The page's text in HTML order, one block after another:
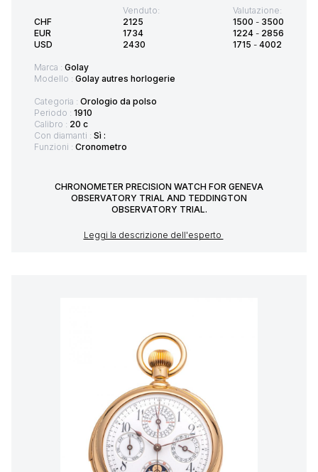
CHF
EUR
USD
Venduto:
2125
1734
2430
Valutazione:
1500 - 3500
1224 - 2856
1715 - 4002
Marca : Golay
Modello : Golay autres horlogerie
Categoria : Orologio da polso
Periodo : 1910
Calibro : 20 c
Con diamanti : Sì :
Funzioni : Cronometro
CHRONOMETER PRECISION WATCH FOR GENEVA
OBSERVATORY TRIAL AND TEDDINGTON
OBSERVATORY TRIAL.
Leggi la descrizione dell'esperto